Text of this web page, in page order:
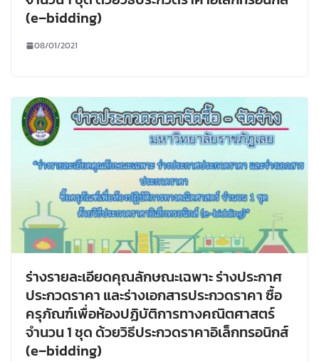
(e–bidding)
08/01/2021
ร่างรายละเอียดคุณลักษณะเฉพาะ ร่างประกาศ
ประกวดราคา และร่างเอกสารประกวดราคา ซื้อ
ครุภัณฑ์เพื่อห้องปฏิบัติการทางคณิตศาสตร์
จำนวน 1 ชุด ด้วยวิธีประกวดราคาอิเล็กทรอนิกส์
(e–bidding)